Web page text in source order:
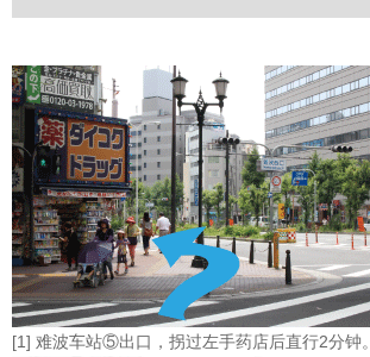
[1] 难波车站⑤出口，拐过左手药店后直行2分钟。